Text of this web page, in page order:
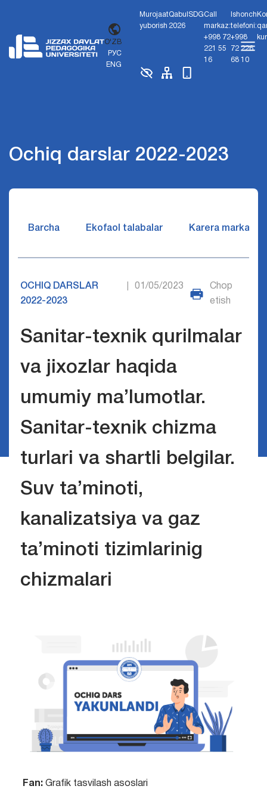
O'ZB
РУС
ENG
Murojaat
yuborish
Qabul
2026
SDGCall
markaz:
+998 72
221 55
16
Ishonch
telefoni:
+998
72 226
68 10
Ochiq darslar 2022-2023
Barcha Ekofaol talabalar Karera markazi
OCHIQ DARSLAR
2022-2023
01/05/2023
Chop
etish
Sanitar-texnik qurilmalar
va jixozlar haqida
umumiy ma’lumotlar.
Sanitar-texnik chizma
turlari va shartli belgilar.
Suv ta’minoti,
kanalizatsiya va gaz
ta’minoti tizimlarinig
chizmalari
Fan:Grafik tasvilash asoslari